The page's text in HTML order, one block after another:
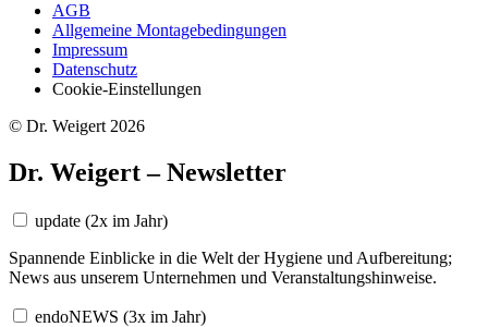
AGB
Allgemeine Montagebedingungen
Impressum
Datenschutz
Cookie-Einstellungen
© Dr. Weigert 2026
Dr. Weigert – Newsletter
update (2x im Jahr)
Spannende Einblicke in die Welt der Hygiene und Aufbereitung;
News aus unserem Unternehmen und Veranstaltungshinweise.
endoNEWS (3x im Jahr)